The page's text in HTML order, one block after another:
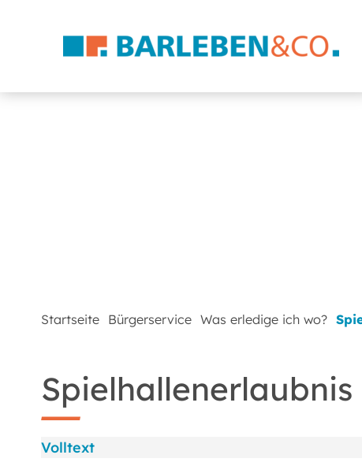
Startseite Bürgerservice Was erledige ich wo?
Volltext